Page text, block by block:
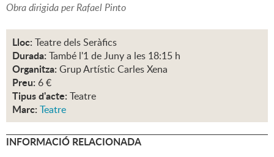
Obra dirigida per Rafael Pinto
Lloc: Teatre dels Seràfics
Durada: També l'1 de Juny a les 18:15 h
Organitza: Grup Artístic Carles Xena
Preu: 6 €
Tipus d'acte: Teatre
Marc: Teatre
INFORMACIÓ RELACIONADA